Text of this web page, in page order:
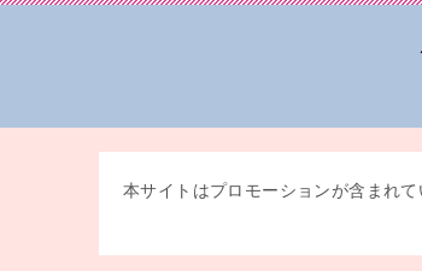
本サイトはプロモーションが含まれて